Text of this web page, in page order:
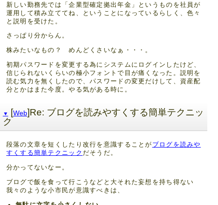
新しい勤務先では「企業型確定拠出年金」というものを社員が
運用して積み立ててね、ということになっているらしく、色々
と説明を受けた。
さっぱり分からん。
株みたいなもの？ めんどくさいなぁ・・・。
初期パスワードを変更する為にシステムにログインしたけど、
信じられないくらいの極小フォントで目が痛くなった。説明を
読む気力を無くしたので、パスワードの変更だけして、資産配
分とかはまた今度。やる気がある時に。
▼ [Web]Re: ブログを読みやすくする簡単テクニッ
ク
段落の文章を短くしたり改行を意識することが ブログを読みや
すくする簡単テクニック だそうだ。
分かってないなー。
ブログで飯を食って行こうなどと大それた妄想を持ち得ない
我々のような小市民が意識すべきは、